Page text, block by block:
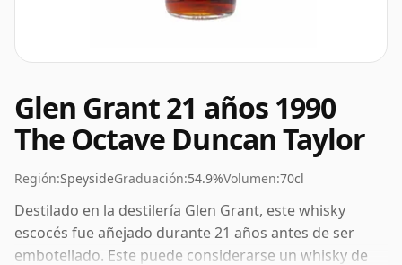
Glen Grant 21 años 1990
The Octave Duncan Taylor
Región:SpeysideGraduación:54.9%Volumen:70cl
Destilado en la destilería Glen Grant, este whisky
escocés fue añejado durante 21 años antes de ser
embotellado. Este puede considerarse un whisky de